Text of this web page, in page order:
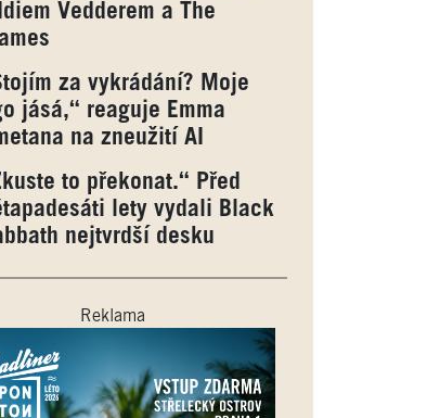
Vedderem a The
za vykrádání? Moje
jásá,“ reaguje Emma
na zneužití AI
to překonat.“ Před
lety vydali Black
nejtvrdší desku
Reklama